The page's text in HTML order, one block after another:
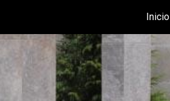
Inicio